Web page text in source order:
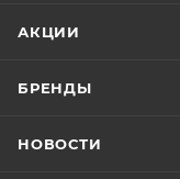
АКЦИИ
БРЕНДЫ
НОВОСТИ